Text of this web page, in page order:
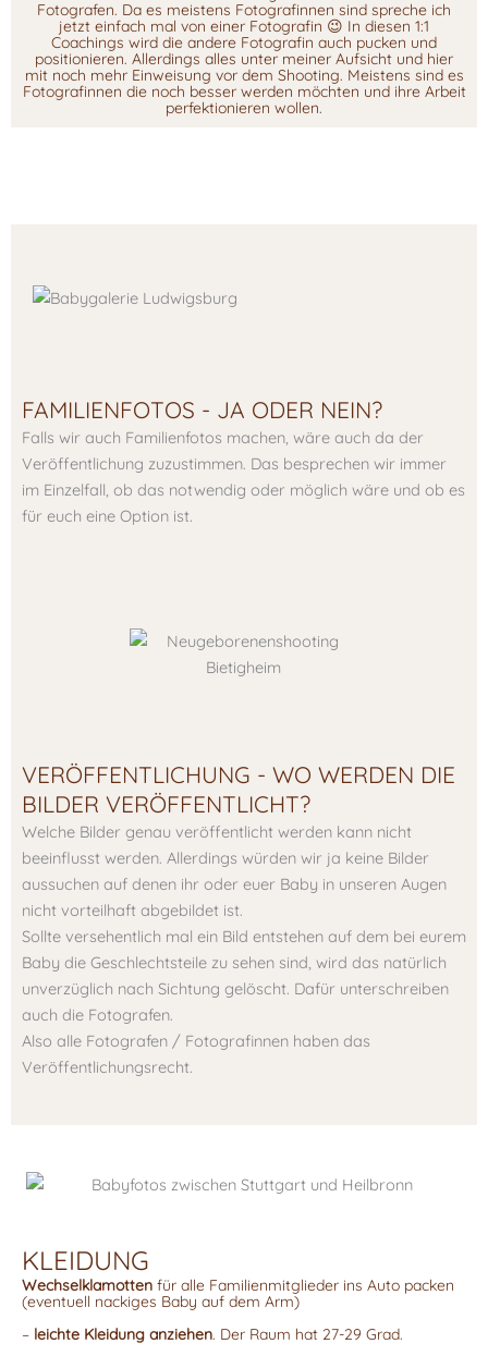
Fotografen. Da es meistens Fotografinnen sind spreche ich
jetzt einfach mal von einer Fotografin 😉 In diesen 1:1
Coachings wird die andere Fotografin auch pucken und
positionieren. Allerdings alles unter meiner Aufsicht und hier
mit noch mehr Einweisung vor dem Shooting. Meistens sind es
Fotografinnen die noch besser werden möchten und ihre Arbeit
perfektionieren wollen.
FAMILIENFOTOS - JA ODER NEIN?
Falls wir auch Familienfotos machen, wäre auch da der
Veröffentlichung zuzustimmen. Das besprechen wir immer
im Einzelfall, ob das notwendig oder möglich wäre und ob es
für euch eine Option ist.
VERÖFFENTLICHUNG - WO WERDEN DIE
BILDER VERÖFFENTLICHT?
Welche Bilder genau veröffentlicht werden kann nicht
beeinflusst werden. Allerdings würden wir ja keine Bilder
aussuchen auf denen ihr oder euer Baby in unseren Augen
nicht vorteilhaft abgebildet ist.
Sollte versehentlich mal ein Bild entstehen auf dem bei eurem
Baby die Geschlechtsteile zu sehen sind, wird das natürlich
unverzüglich nach Sichtung gelöscht. Dafür unterschreiben
auch die Fotografen.
Also alle Fotografen / Fotografinnen haben das
Veröffentlichungsrecht.
KLEIDUNG
Wechselklamotten für alle Familienmitglieder ins Auto packen
(eventuell nackiges Baby auf dem Arm)
– leichte Kleidung anziehen. Der Raum hat 27-29 Grad.